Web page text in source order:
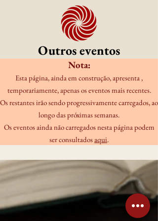
Outros eventos
Nota:
Esta página, ainda em construção, apresenta ,
temporariamente, apenas os eventos mais recentes.
Os restantes irão sendo progressivamente carregados, ao
longo das próximas semanas.
Os eventos ainda não carregados nesta página podem
ser consultadosaqui.